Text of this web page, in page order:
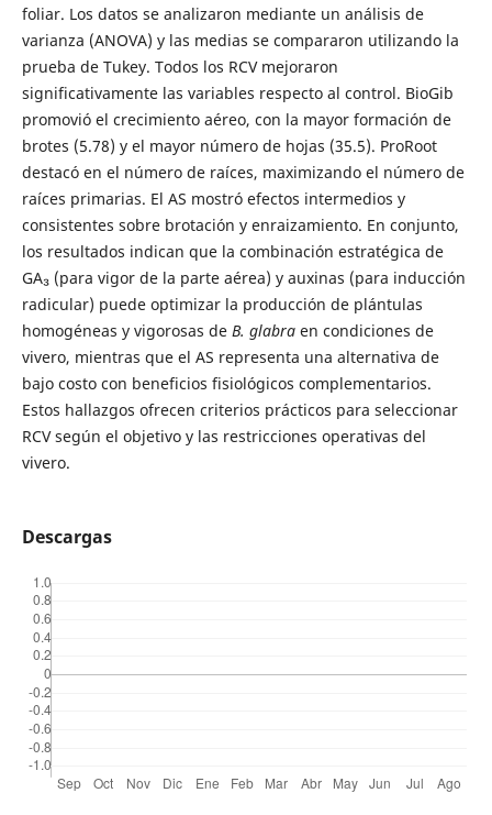
foliar. Los datos se analizaron mediante un análisis de
varianza (ANOVA) y las medias se compararon utilizando la
prueba de Tukey. Todos los RCV mejoraron
significativamente las variables respecto al control. BioGib
promovió el crecimiento aéreo, con la mayor formación de
brotes (5.78) y el mayor número de hojas (35.5). ProRoot
destacó en el número de raíces, maximizando el número de
raíces primarias. El AS mostró efectos intermedios y
consistentes sobre brotación y enraizamiento. En conjunto,
los resultados indican que la combinación estratégica de
GA₃ (para vigor de la parte aérea) y auxinas (para inducción
radicular) puede optimizar la producción de plántulas
homogéneas y vigorosas de B. glabraen condiciones de
vivero, mientras que el AS representa una alternativa de
bajo costo con beneficios fisiológicos complementarios.
Estos hallazgos ofrecen criterios prácticos para seleccionar
RCV según el objetivo y las restricciones operativas del
vivero.
Descargas